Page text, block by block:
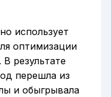
использует
оптимизации
результате
перешла из
и обыгрывала